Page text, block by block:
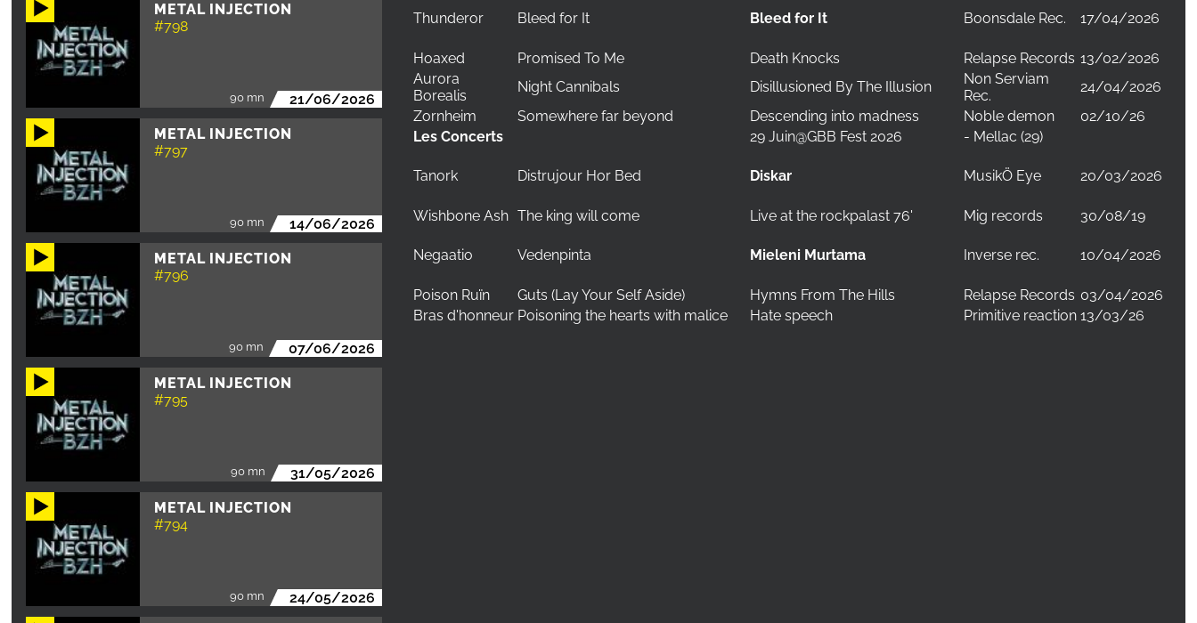
METAL INJECTION
#798
90 mn 21/06/2026
METAL INJECTION
#797
90 mn 14/06/2026
METAL INJECTION
#796
90 mn 07/06/2026
METAL INJECTION
#795
90 mn 31/05/2026
METAL INJECTION
#794
90 mn 24/05/2026
Thunderor Bleed for It Bleed for It Boonsdale Rec. 17/04/2026
Hoaxed Promised To Me Death Knocks Relapse Records 13/02/2026
Aurora
Borealis
Night Cannibals Disillusioned By The Illusion
Non Serviam
Rec.
24/04/2026
Zornheim
Somewhere far beyond Descending into madness Noble demon
02/10/26
Les Concerts
29 Juin@GBB Fest 2026 - Mellac (29)
Tanork Distrujour Hor Bed Diskar MusikÖ Eye 20/03/2026
Wishbone Ash The king will come Live at the rockpalast 76' Mig records 30/08/19
Negaatio Vedenpinta Mieleni Murtama Inverse rec. 10/04/2026
Poison Ruïn Guts (Lay Your Self Aside) Hymns From The Hills Relapse Records 03/04/2026
Bras d'honneur Poisoning the hearts with malice Hate speech Primitive reaction 13/03/26